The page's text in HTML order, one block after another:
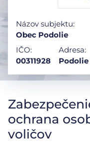
Názov subjektu:
Obec Podolie
IČO:
00311928
Adresa:
Podolie
ochrana
voličov